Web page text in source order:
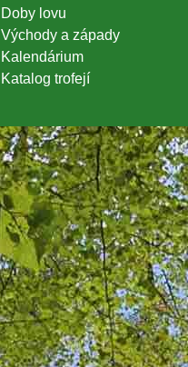
Doby lovu
Východy a západy
Kalendárium
Katalog trofejí